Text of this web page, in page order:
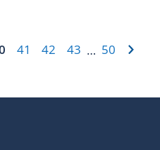
41 42 43 … 50